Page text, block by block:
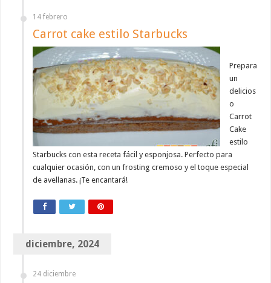
14 febrero
Carrot cake estilo Starbucks
Prepara
un
delicios
o
Carrot
Cake
estilo
Starbucks con esta receta fácil y esponjosa. Perfecto para
cualquier ocasión, con un frosting cremoso y el toque especial
de avellanas. ¡Te encantará!
diciembre, 2024
24 diciembre